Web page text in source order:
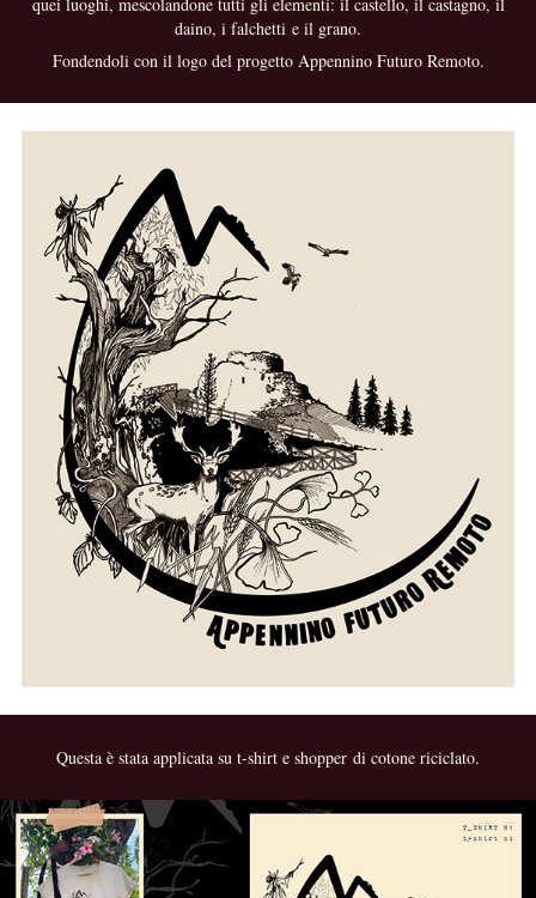
daino, i falchetti e il grano.
Fondendoli con il logo del progetto Appennino Futuro Remoto.
Questa è stata applicata su t-shirt e shopper di cotone riciclato.